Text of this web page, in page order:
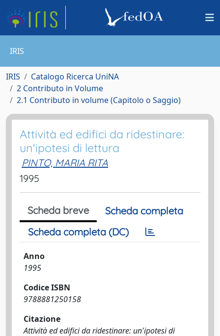
IRIS
IRIS
Catalogo Ricerca UniNA
2 Contributo in Volume
2.1 Contributo in volume (Capitolo o Saggio)
Attività ed edifici da ridestinare:
un'ipotesi di lettura
PINTO, MARIA RITA
1995
Scheda breve
Scheda completa
Scheda completa (DC)
Anno
1995
Codice ISBN
9788881250158
Citazione
Attività ed edifici da ridestinare: un'ipotesi di